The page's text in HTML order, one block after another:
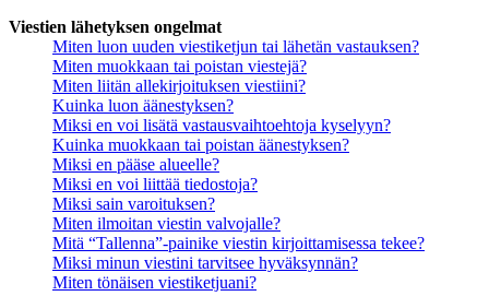
Viestien lähetyksen ongelmat
Miten luon uuden viestiketjun tai lähetän vastauksen?
Miten muokkaan tai poistan viestejä?
Miten liitän allekirjoituksen viestiini?
Kuinka luon äänestyksen?
Miksi en voi lisätä vastausvaihtoehtoja kyselyyn?
Kuinka muokkaan tai poistan äänestyksen?
Miksi en pääse alueelle?
Miksi en voi liittää tiedostoja?
Miksi sain varoituksen?
Miten ilmoitan viestin valvojalle?
Mitä “Tallenna”-painike viestin kirjoittamisessa tekee?
Miksi minun viestini tarvitsee hyväksynnän?
Miten tönäisen viestiketjuani?